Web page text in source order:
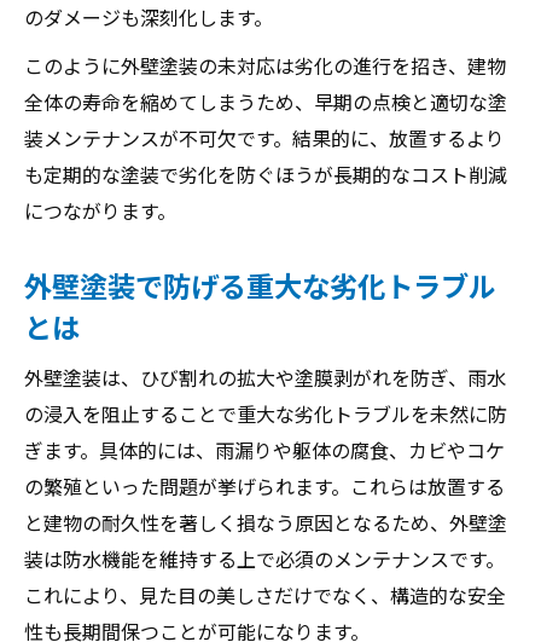
のダメージも深刻化します。
このように外壁塗装の未対応は劣化の進行を招き、建物
全体の寿命を縮めてしまうため、早期の点検と適切な塗
装メンテナンスが不可欠です。結果的に、放置するより
も定期的な塗装で劣化を防ぐほうが長期的なコスト削減
につながります。
外壁塗装で防げる重大な劣化トラブル
とは
外壁塗装は、ひび割れの拡大や塗膜剥がれを防ぎ、雨水
の浸入を阻止することで重大な劣化トラブルを未然に防
ぎます。具体的には、雨漏りや躯体の腐食、カビやコケ
の繁殖といった問題が挙げられます。これらは放置する
と建物の耐久性を著しく損なう原因となるため、外壁塗
装は防水機能を維持する上で必須のメンテナンスです。
これにより、見た目の美しさだけでなく、構造的な安全
性も長期間保つことが可能になります。